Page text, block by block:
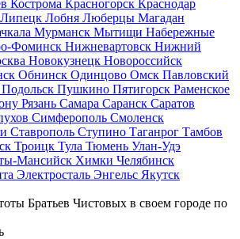
Кострома Красногорск Краснодар
Липецк Лобня Люберцы Магадан
Мурманск Мытищи Набережные
Фоминск Нижневартовск Нижний
Новокузнецк Новороссийск
Обнинск Одинцово Омск Павловский
Подольск Пушкино Пятигорск Раменское
Рязань Самара Саранск Саратов
Симферополь Смоленск
Ставрополь Ступино Таганрог Тамбов
Троицк Тула Тюмень Улан-Удэ
Мансийск Химки Челябинск
Электросталь Энгельс Якутск
Братьев Чистовых в своем городе по